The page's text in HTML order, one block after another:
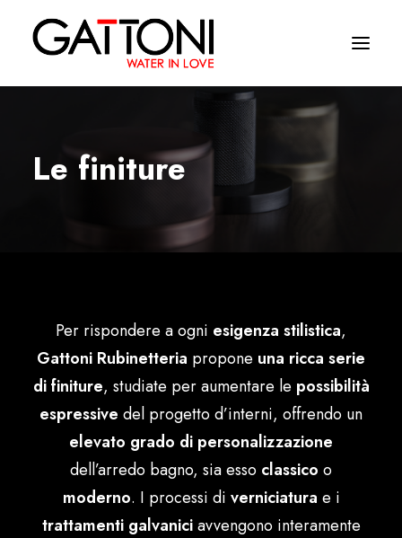
Ambientes
Onde comprar
Contactos
Português
Le finiture
Per rispondere a ogni esigenza stilistica,
Gattoni Rubinetteria propone una ricca serie
di finiture, studiate per aumentare le possibilità
espressive del progetto d’interni, offrendo un
elevato grado di personalizzazione
dell’arredo bagno, sia esso classico o
moderno. I processi di verniciatura e i
trattamenti galvaniciavvengono interamente